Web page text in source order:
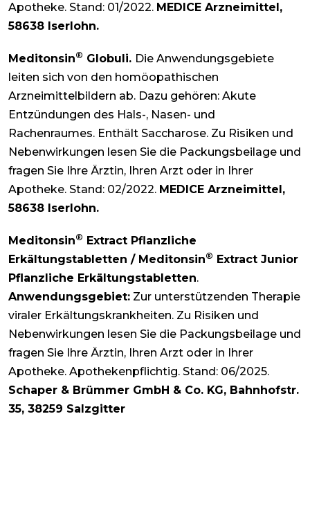
Apotheke. Stand: 01/2022. MEDICE Arzneimittel,
58638 Iserlohn.
Meditonsin® Globuli. Die Anwendungsgebiete
leiten sich von den homöopathischen
Arzneimittelbildern ab. Dazu gehören: Akute
Entzündungen des Hals-, Nasen- und
Rachenraumes. Enthält Saccharose. Zu Risiken und
Nebenwirkungen lesen Sie die Packungsbeilage und
fragen Sie Ihre Ärztin, Ihren Arzt oder in Ihrer
Apotheke. Stand: 02/2022. MEDICE Arzneimittel,
58638 Iserlohn.
Meditonsin® Extract Pflanzliche
Erkältungstabletten / Meditonsin® Extract Junior
Pflanzliche Erkältungstabletten.
Anwendungsgebiet: Zur unterstützenden Therapie
viraler Erkältungskrankheiten. Zu Risiken und
Nebenwirkungen lesen Sie die Packungsbeilage und
fragen Sie Ihre Ärztin, Ihren Arzt oder in Ihrer
Apotheke. Apothekenpflichtig. Stand: 06/2025.
Schaper & Brümmer GmbH & Co. KG, Bahnhofstr.
35, 38259 Salzgitter